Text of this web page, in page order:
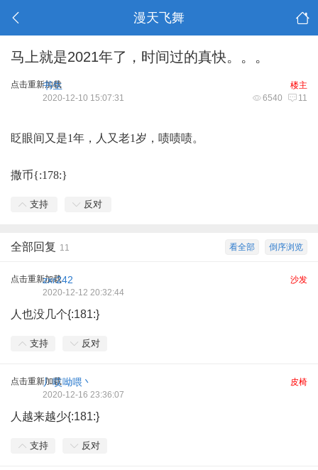
漫天飞舞
马上就是2021年了，时间过的真快。。。
点击重新加载 楼主
书生
6540 11
2020-12-10 15:07:31
眨眼间又是1年，人又老1岁，啧啧啧。
撒币{:178:}
支持 反对
倒序浏览
看全部
全部回复 11
点击重新加载 沙发
zxr242
2020-12-12 20:32:44
人也没几个{:181:}
支持 反对
点击重新加载 皮椅
丿哎呦喂丶
2020-12-16 23:36:07
人越来越少{:181:}
支持 反对